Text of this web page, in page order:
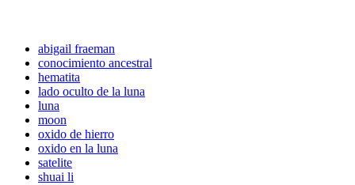
abigail fraeman
conocimiento ancestral
hematita
lado oculto de la luna
luna
moon
oxido de hierro
oxido en la luna
satelite
shuai li